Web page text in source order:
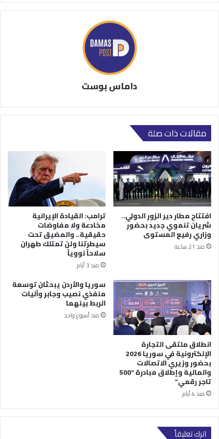
داماس بوست
مقالات ذات صلة
افتتاح مطار دير الزور الدولي..
شريان تنموي جديد بحضور
وزاري رفيع المستوى
منذ 21 ساعة
ترامب: القيادة الإيرانية
مخادعة ولا مفاوضات
حقيقية.. والمضيق تحت
سيطرتنا ولن تمتلك طهران
سلاحاً نووياً
منذ 3 أيام
انطلاق ملتقى التجارة
الإلكترونية في سوريا 2026
بحضور وزيري الاتصالات
والمالية وإطلاق مبادرة “500
تاجر رقمي”
منذ 4 أيام
سوريا والأردن يبحثان توسعة
منفذي نصيب وجابر وآليات
الربط بينهما
منذ أسبوع واحد
اترك تعليقاً